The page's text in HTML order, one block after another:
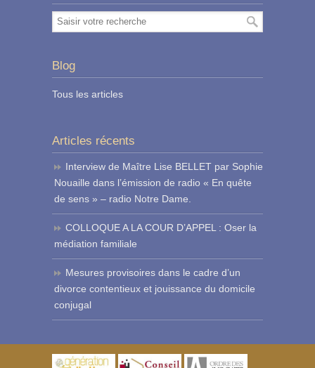
Blog
Tous les articles
Articles récents
Interview de Maître Lise BELLET par Sophie
Nouaille dans l’émission de radio « En quête
de sens » – radio Notre Dame.
COLLOQUE A LA COUR D’APPEL : Oser la
médiation familiale
Mesures provisoires dans le cadre d’un
divorce contentieux et jouissance du domicile
conjugal